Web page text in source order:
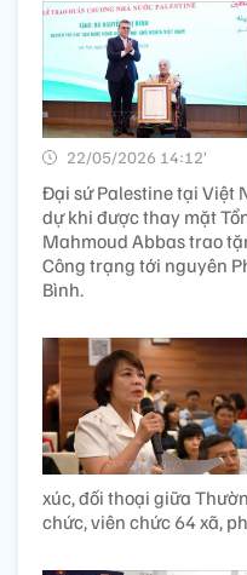
22/05/2026 14:12’
Đại sứ Palestine tại Việt
dự khi được thay mặt
Mahmoud Abbas trao
Công trạng tới nguyên
Bình.
xúc, đối thoại giữa
chức, viên chức 64 xã,